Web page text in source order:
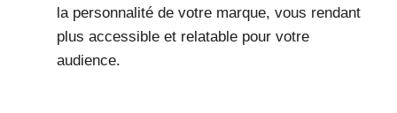
la personnalité de votre marque, vous rendant
plus accessible et relatable pour votre
audience.